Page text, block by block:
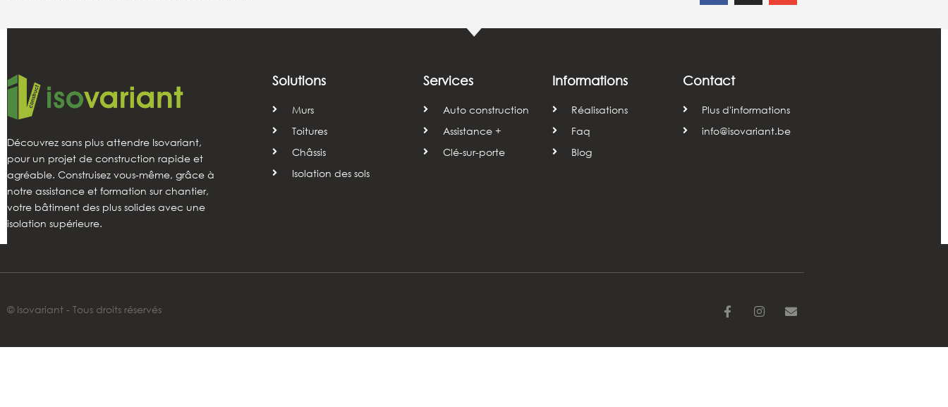
Découvrez sans plus attendre Isovariant,
pour un projet de construction rapide et
agréable. Construisez vous-même, grâce à
notre assistance et formation sur chantier,
votre bâtiment des plus solides avec une
isolation supérieure.
Solutions
Murs
Toitures
Châssis
Isolation des sols
Services
Auto construction
Assistance +
Clé-sur-porte
Informations
Réalisations
Faq
Blog
Contact
Plus d'informations
info@isovariant.be
© Isovariant - Tous droits réservés